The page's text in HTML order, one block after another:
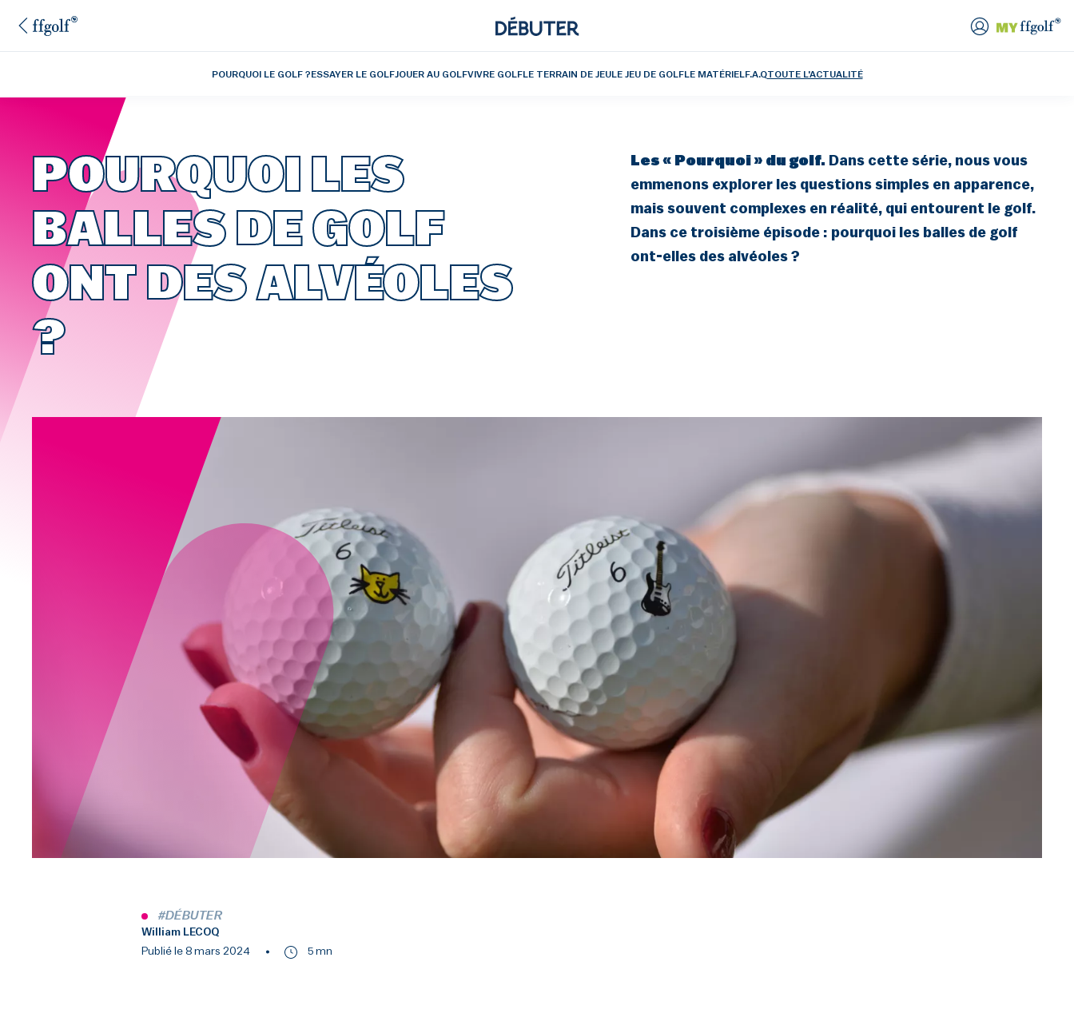
POURQUOI LE GOLF ?ESSAYER LE GOLFJOUER AU GOLFVIVRE GOLFLE TERRAIN DE JEULE JEU DE GOLFLE MATÉRIELF.A.QTOUTE L'ACTUALITÉ
POURQUOI LES
BALLES DE GOLF
ONT DES ALVÉOLES
?
Les « Pourquoi » du golf. Dans cette série, nous vous
emmenons explorer les questions simples en apparence,
mais souvent complexes en réalité, qui entourent le golf.
Dans ce troisième épisode : pourquoi les balles de golf
ont-elles des alvéoles ?
#DÉBUTER
William LECOQ
Publié le 8 mars 2024
5 mn